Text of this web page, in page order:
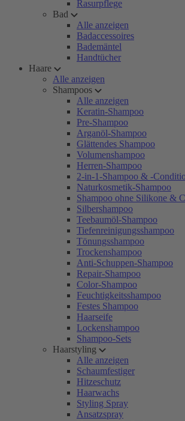
Rasurpflege
Bad
Alle anzeigen
Badaccessoires
Bademäntel
Handtücher
Haare
Alle anzeigen
Shampoos
Alle anzeigen
Keratin-Shampoo
Pre-Shampoo
Arganöl-Shampoo
Glättendes Shampoo
Volumenshampoo
Herren-Shampoo
2-in-1-Shampoo & -
Naturkosmetik-Shampoo
Shampoo ohne Silikone &
Silbershampoo
Teebaumöl-Shampoo
Tiefenreinigungsshampoo
Tönungsshampoo
Trockenshampoo
Anti-Schuppen-Shampoo
Repair-Shampoo
Color-Shampoo
Feuchtigkeitsshampoo
Festes Shampoo
Haarseife
Lockenshampoo
Shampoo-Sets
Haarstyling
Alle anzeigen
Schaumfestiger
Hitzeschutz
Haarwachs
Styling Spray
Ansatzspray